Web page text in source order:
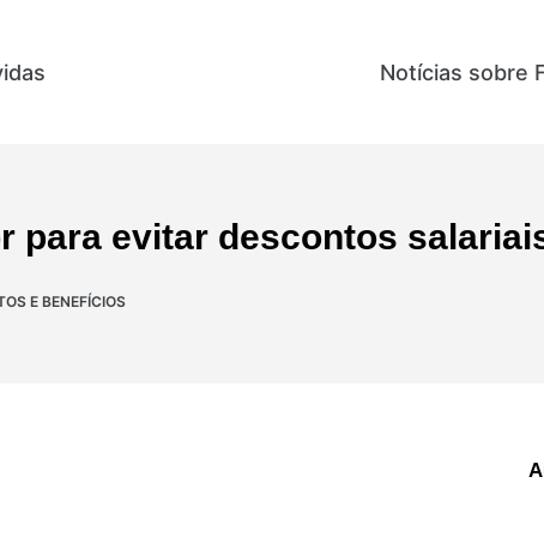
Notícias sobre
para evitar descontos
E BENEFÍCIOS